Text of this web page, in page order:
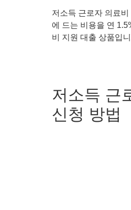
저소득 근로자 의료
에 드는 비용을 연
비 지원 대출 상품입
저소득 근
신청 방법